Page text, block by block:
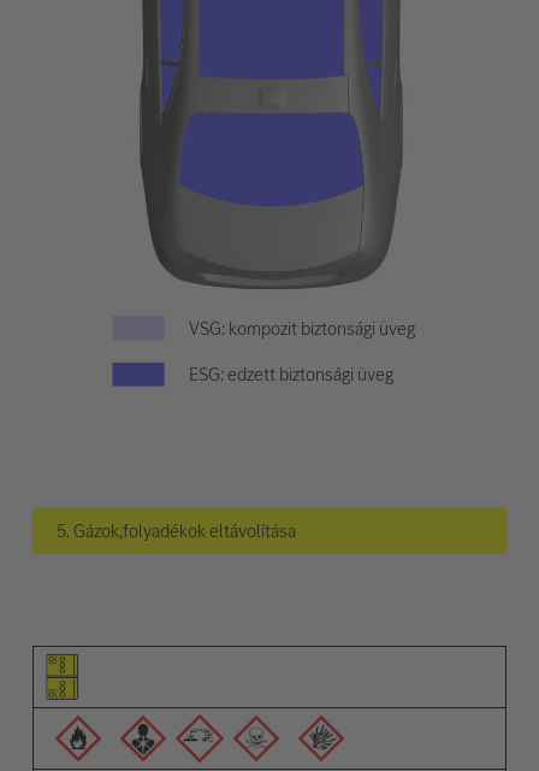
VSG: kompozit biztonsági üveg
ESG: edzett biztonsági üveg
5. Gázok,folyadékok eltávolítása
Elem piktogramja
Figyelmeztetések piktogramja
Leírás